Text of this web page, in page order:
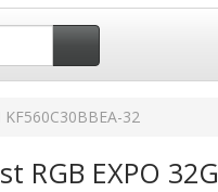
KF560C30BBEA-32
RGB EXPO